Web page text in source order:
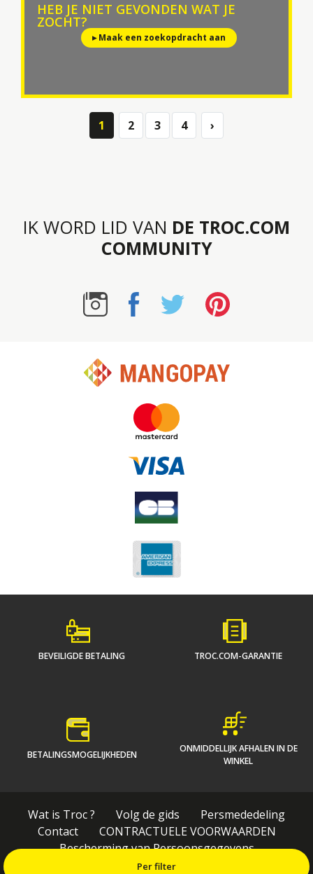
Per filter
HEB JE NIET GEVONDEN WAT JE
ZOCHT?
▸ Maak een zoekopdracht aan
1 2 3 4 ›
IK WORD LID VAN DE TROC.COM
COMMUNITY
BEVEILIGDE BETALING TROC.COM-GARANTIE
BETALINGSMOGELIJKHEDEN
ONMIDDELLIJK AFHALEN IN DE
WINKEL
Wat is Troc ? Volg de gids
Persmededeling
Contact
CONTRACTUELE VOORWAARDEN
Bescherming van Persoonsgegevens
Wettelijke vermeldingen